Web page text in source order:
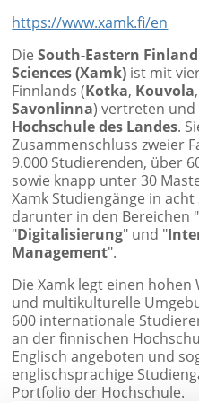
https://www.xamk.fi/en
DieSouth-Eastern
Sciences (Xamk) ist mit
Finnlands (Kotka, Kouvola,
Savonlinna) vertreten
Hochschule des Landes.
Zusammenschluss zweier
9.000 Studierenden, über
sowie knapp unter 30
Xamk Studiengänge in
darunter in den Bereichen "
"Digitalisierung" und "
Management".
Die Xamk legt einen
und multikulturelle
600 internationale
an der finnischen
Englisch angeboten und
englischsprachige
Portfolio der Hochschule.